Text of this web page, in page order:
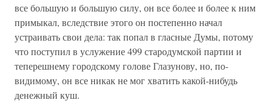
все большую и большую силу, он все более и более к ним
примыкал, вследствие этого он постепенно начал
устраивать свои дела: так попал в гласные Думы, потому
что поступил в услужение 499 стародумской партии и
теперешнему городскому голове Глазунову, но, по-
видимому, он все никак не мог хватить какой-нибудь
денежный куш.